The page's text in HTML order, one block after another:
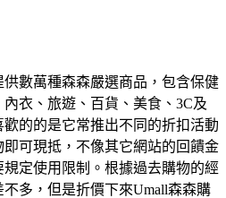
數萬種森森嚴選商品，包含保健
衣、旅遊、百貨、美食、3C及
的的是它常推出不同的折扣活動
可現抵，不像其它網站的回饋金
定使用限制。根據過去購物的經
多，但是折價下來Umall森森購